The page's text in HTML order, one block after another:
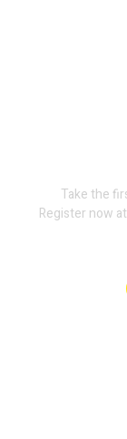
Take the
Register now